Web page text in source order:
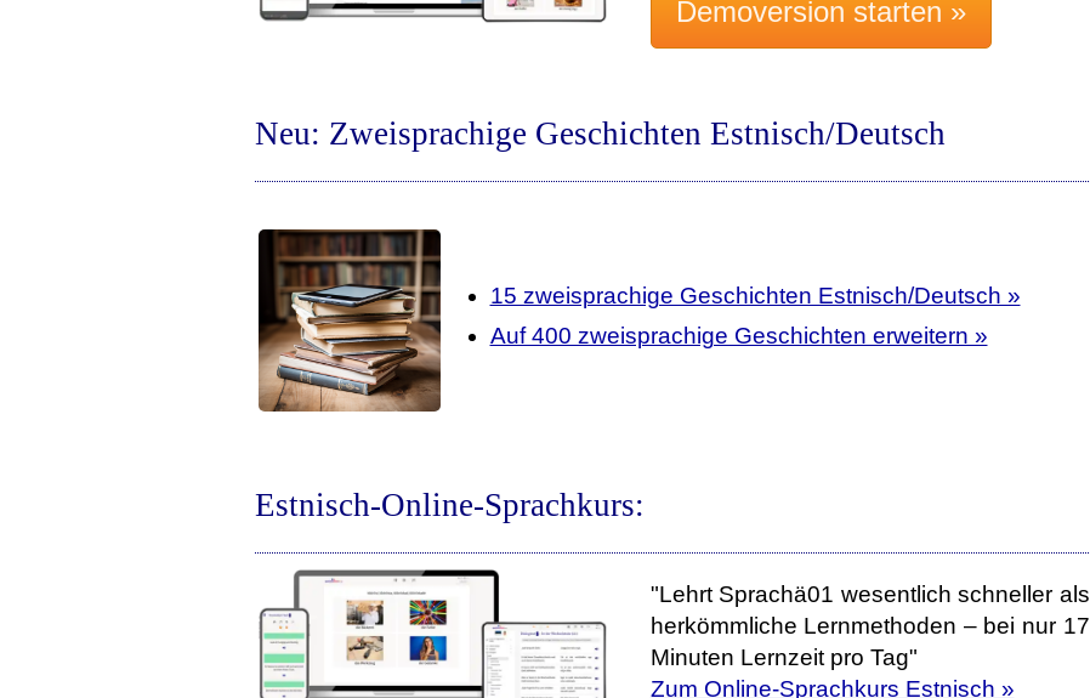
Neu: Zweisprachige Geschichten Estnisch/Deutsch
15 zweisprachige Geschichten Estnisch/Deutsch »
Auf 400 zweisprachige Geschichten erweitern »
Estnisch-Online-Sprachkurs:
"Lehrt Sprachä01 wesentlich schneller als
herkömmliche Lernmethoden – bei nur 17
Minuten Lernzeit pro Tag"
Zum Online-Sprachkurs Estnisch »